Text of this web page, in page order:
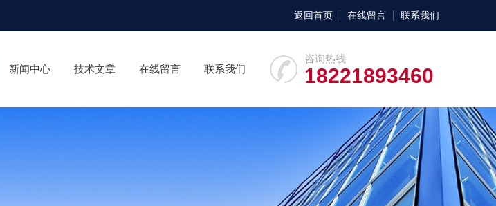
返回首页 在线留言 联系我们
咨询热线
18221893460
新闻中心 技术文章 在线留言 联系我们